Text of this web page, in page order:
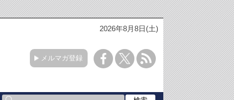
2026年8月8日(土)
メルマガ登録